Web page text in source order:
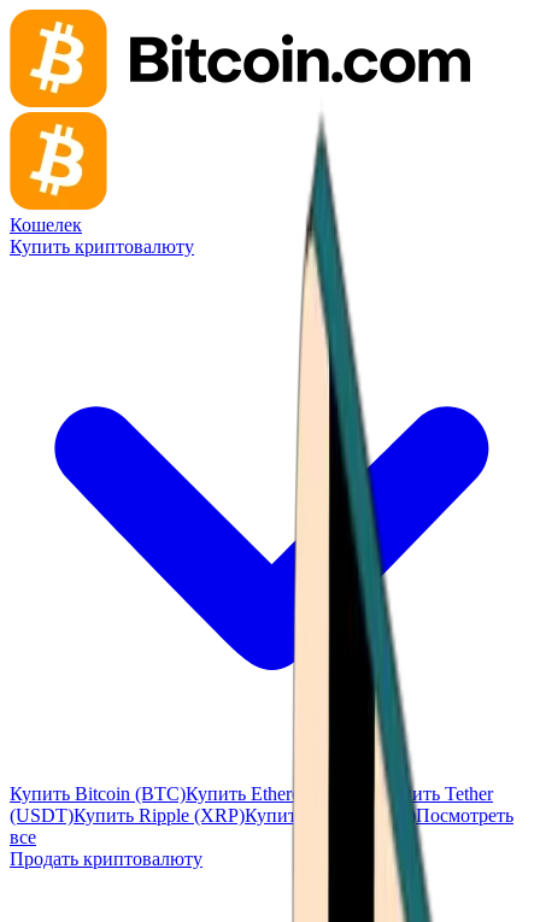
Кошелек
Купить криптовалюту
Купить Bitcoin (BTC)Купить Ethereum (ETH)
Купить Tether
(USDT)Купить Ripple (XRP)Купить Solana (SOL)Посмотреть
все
Продать криптовалюту